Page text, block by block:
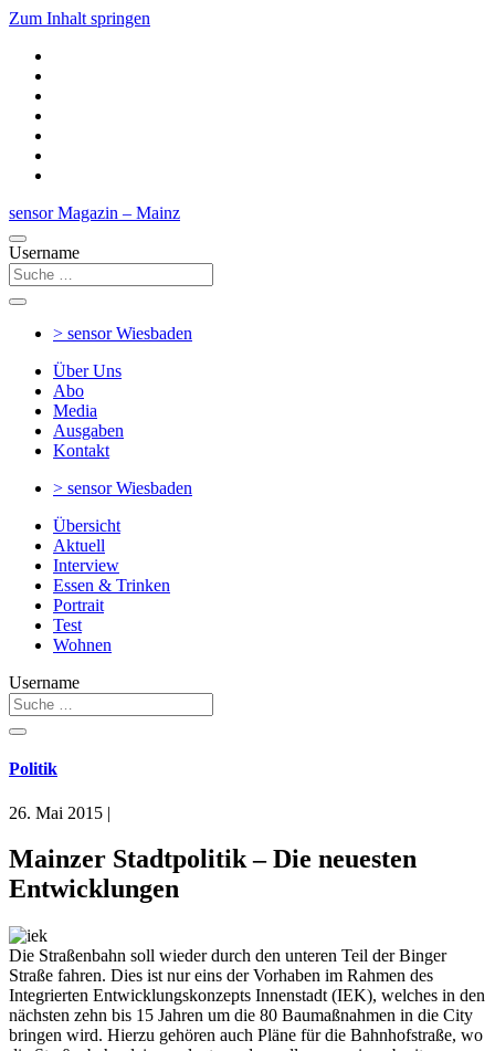
Zum Inhalt springen
sensor Magazin – Mainz
Username
> sensorWiesbaden
Über Uns
Abo
Media
Ausgaben
Kontakt
> sensorWiesbaden
Übersicht
Aktuell
Interview
Essen & Trinken
Portrait
Test
Wohnen
Username
Politik
26. Mai 2015 |
Mainzer Stadtpolitik – Die neuesten
Entwicklungen
Die Straßenbahn soll wieder durch den unteren Teil der Binger
Straße fahren. Dies ist nur eins der Vorhaben im Rahmen des
Integrierten Entwicklungskonzepts Innenstadt (IEK), welches in den
nächsten zehn bis 15 Jahren um die 80 Baumaßnahmen in die City
bringen wird. Hierzu gehören auch Pläne für die Bahnhofstraße, wo